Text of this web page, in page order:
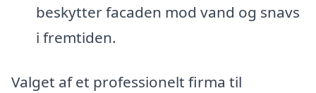
beskytter facaden mod vand og snavs
i fremtiden.
Valget af et professionelt firma til